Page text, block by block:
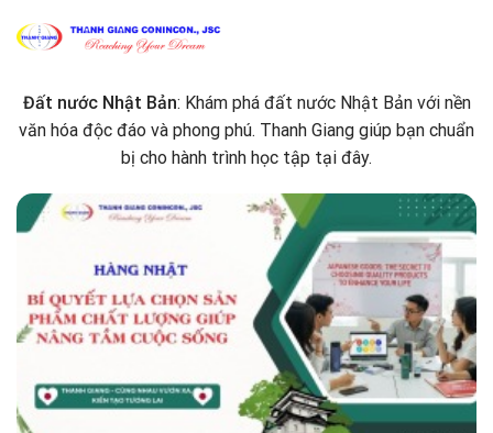
ĐẤT NƯỚC NHẬT BẢN
Đất nước Nhật Bản: Khám phá đất nước Nhật Bản với nền
văn hóa độc đáo và phong phú. Thanh Giang giúp bạn chuẩn
bị cho hành trình học tập tại đây.